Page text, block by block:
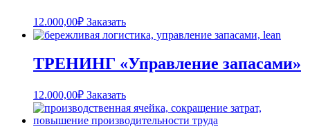
12.000,00₽ Заказать
ТРЕНИНГ «Управление запасами»
12.000,00₽ Заказать